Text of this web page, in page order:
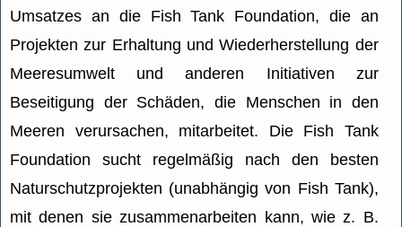
Umsatzes an die Fish Tank Foundation, die an
Projekten zur Erhaltung und Wiederherstellung der
Meeresumwelt und anderen Initiativen zur
Beseitigung der Schäden, die Menschen in den
Meeren verursachen, mitarbeitet. Die Fish Tank
Foundation sucht regelmäßig nach den besten
Naturschutzprojekten (unabhängig von Fish Tank),
mit denen sie zusammenarbeiten kann, wie z. B.